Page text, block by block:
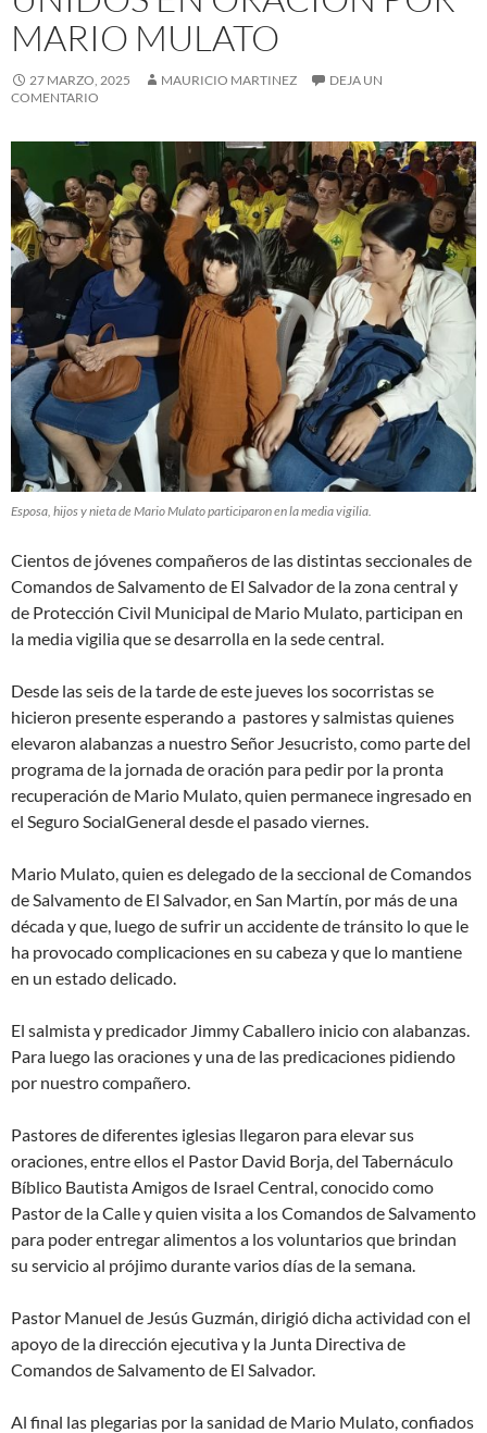
MARIO MULATO
27 MARZO, 2025 MAURICIO MARTINEZ
DEJA UN
COMENTARIO
Esposa, hijos y nieta de Mario Mulato participaron en la media vigilia.
Cientos de jóvenes compañeros de las distintas seccionales de
Comandos de Salvamento de El Salvador de la zona central y
de Protección Civil Municipal de Mario Mulato, participan en
la media vigilia que se desarrolla en la sede central.
Desde las seis de la tarde de este jueves los socorristas se
hicieron presente esperando a pastores y salmistas quienes
elevaron alabanzas a nuestro Señor Jesucristo, como parte del
programa de la jornada de oración para pedir por la pronta
recuperación de Mario Mulato, quien permanece ingresado en
el Seguro SocialGeneral desde el pasado viernes.
Mario Mulato, quien es delegado de la seccional de Comandos
de Salvamento de El Salvador, en San Martín, por más de una
década y que, luego de sufrir un accidente de tránsito lo que le
ha provocado complicaciones en su cabeza y que lo mantiene
en un estado delicado.
El salmista y predicador Jimmy Caballero inicio con alabanzas.
Para luego las oraciones y una de las predicaciones pidiendo
por nuestro compañero.
Pastores de diferentes iglesias llegaron para elevar sus
oraciones, entre ellos el Pastor David Borja, del Tabernáculo
Bíblico Bautista Amigos de Israel Central, conocido como
Pastor de la Calle y quien visita a los Comandos de Salvamento
para poder entregar alimentos a los voluntarios que brindan
su servicio al prójimo durante varios días de la semana.
Pastor Manuel de Jesús Guzmán, dirigió dicha actividad con el
apoyo de la dirección ejecutiva y la Junta Directiva de
Comandos de Salvamento de El Salvador.
Al final las plegarias por la sanidad de Mario Mulato, confiados